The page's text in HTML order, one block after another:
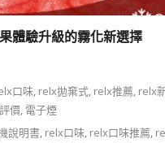
體驗升級的霧化新選擇
口味, relx拋棄式, relx推薦, relx
價, 電子煙
說明書, relx口味, relx口味推薦,